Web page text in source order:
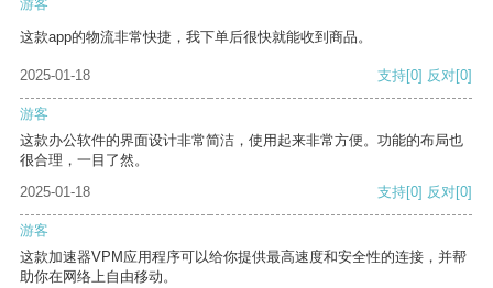
游客
这款app的物流非常快捷，我下单后很快就能收到商品。
2025-01-18 支持[0] 反对[0]
游客
这款办公软件的界面设计非常简洁，使用起来非常方便。功能的布局也
很合理，一目了然。
2025-01-18
支持[0] 反对[0]
游客
这款加速器VPM应用程序可以给你提供最高速度和安全性的连接，并帮
助你在网络上自由移动。